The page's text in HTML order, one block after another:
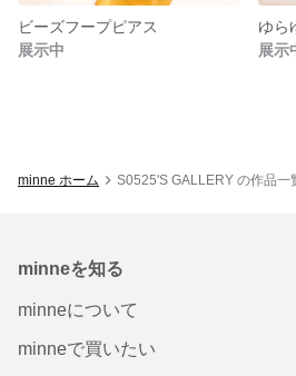
ビーズフープピアス
展示中
展示
minne ホーム S0525'S GALLERY の作品一
minneを知る
minneについて
minneで買いたい